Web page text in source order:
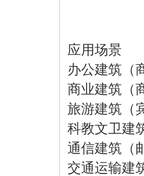
应用场景
办公建筑（
商业建筑（
旅游建筑（
科教文卫建
通信建筑（
交通运输建